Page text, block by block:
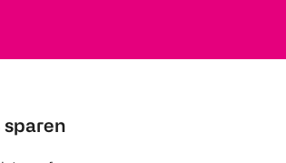
sparen